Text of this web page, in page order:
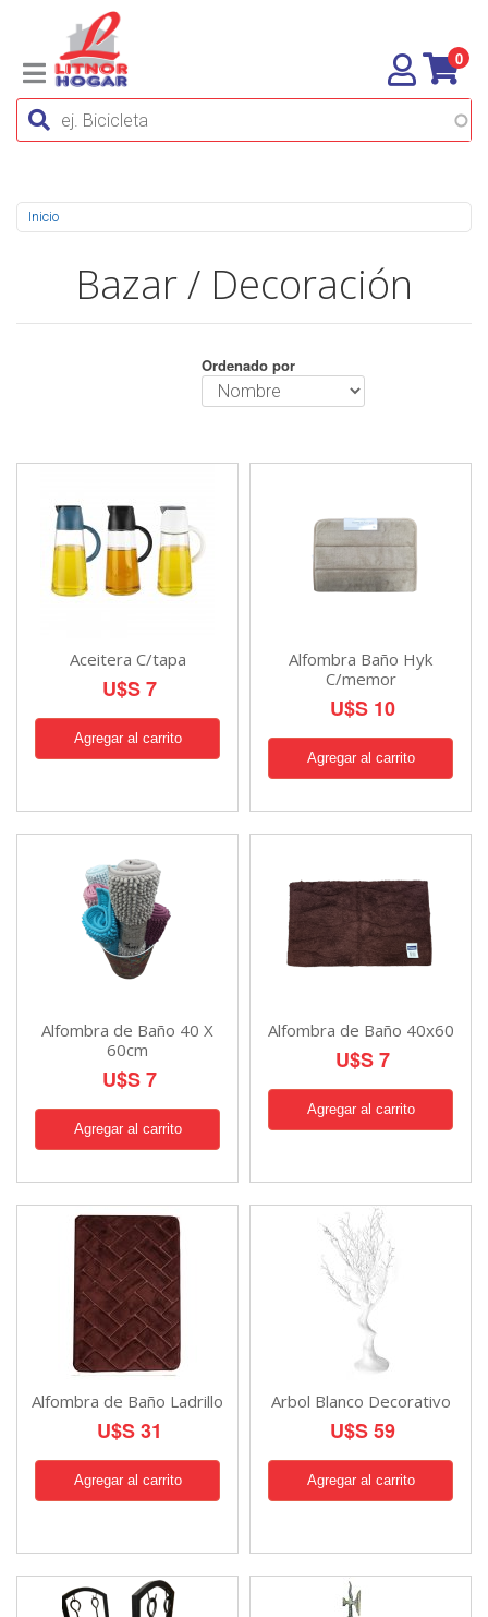
0
Se encuentra usted aquí
Inicio
Bazar / Decoración
Ordenado por
Aceitera C/tapa
U$S 7
Alfombra Baño Hyk
C/memor
U$S 10
Alfombra de Baño 40 X
60cm
U$S 7
Alfombra de Baño 40x60
U$S 7
Alfombra de Baño Ladrillo
U$S 31
Arbol Blanco Decorativo
U$S 59